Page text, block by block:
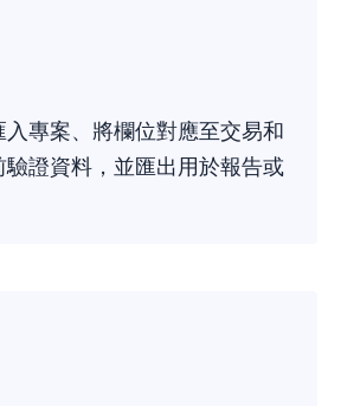
專案、將欄位對應至交易和
證資料，並匯出用於報告或